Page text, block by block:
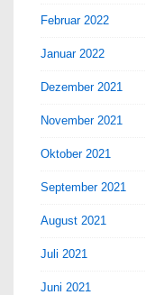
Februar 2022
Januar 2022
Dezember 2021
November 2021
Oktober 2021
September 2021
August 2021
Juli 2021
Juni 2021